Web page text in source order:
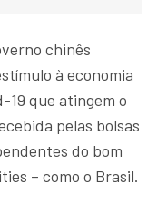
chinês
à economia
19 que atingem o
pelas bolsas
do bom
– como o Brasil.